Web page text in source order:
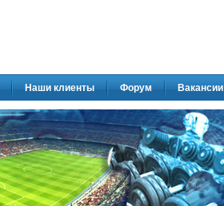
Наши клиенты Форум Вакансии